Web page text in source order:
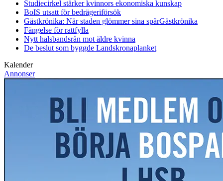
Studiecirkel stärker kvinnors ekonomiska kunskap
BoIS utsatt för bedrägeriförsök
Gästkrönika: När staden glömmer sina spårGästkrönika
Fängelse för rattfylla
Nytt halsbandsrån mot äldre kvinna
De beslut som byggde Landskronaplanket
Kalender
Annonser